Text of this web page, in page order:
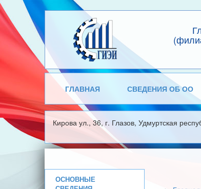
ГЛАВНАЯ СВЕДЕНИЯ ОБ ОО
Кирова ул., 36, г. Глазов, Удмуртская
ОСНОВНЫЕ